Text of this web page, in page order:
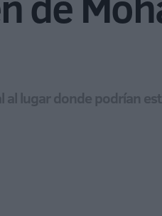
al lugar donde podrían